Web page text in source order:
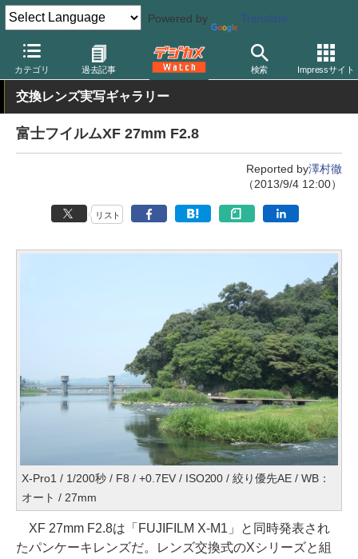
Powered by Translate
カテゴリ 過去記事 検索 Impressサイト
デジカメ Watch レンズ 交換レンズ 富士フイルム
交換レンズ実写ギャラリー
富士フイルムXF 27mm F2.8
Reported by澤村徹
（2013/9/4 12:00）
リスト
X-Pro1 / 1/200秒 / F8 / +0.7EV / ISO200 / 絞り優先AE / WB：
オート / 27mm
XF 27mm F2.8は「FUJIFILM X-M1」と同時発表され
たパンケーキレンズだ。レンズ交換式のXシリーズと組